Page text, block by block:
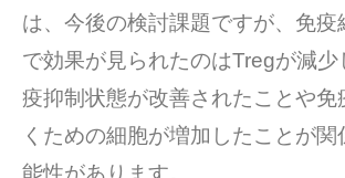
は、今後の検討課題ですが、免疫
で効果が見られたのはTregが減
疫抑制状態が改善されたことや免
くための細胞が増加したことが関
能性があります。